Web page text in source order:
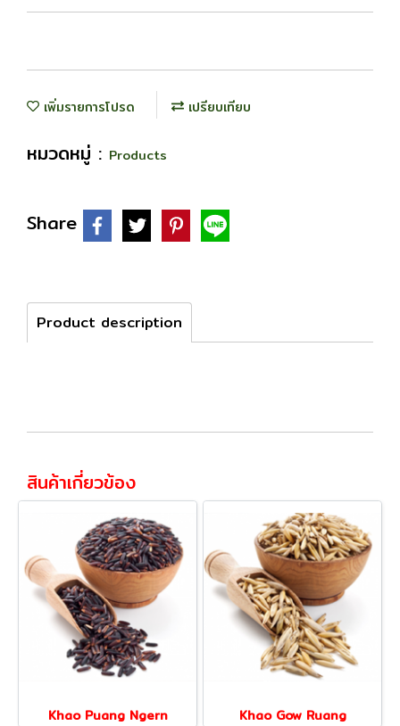
เพิ่มรายการโปรด เปรียบเทียบ
หมวดหมู่ : Products
Share
Product description
สินค้าเกี่ยวข้อง
Khao Puang Ngern Khao Gow Ruang